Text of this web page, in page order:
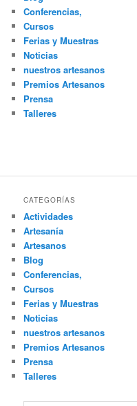
Conferencias,
Cursos
Ferias y Muestras
Noticias
nuestros artesanos
Premios Artesanos
Prensa
Talleres
CATEGORÍAS
Actividades
Artesanía
Artesanos
Blog
Conferencias,
Cursos
Ferias y Muestras
Noticias
nuestros artesanos
Premios Artesanos
Prensa
Talleres